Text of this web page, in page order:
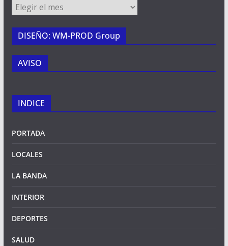
Archivos
DISEÑO: WM-PROD Group
AVISO
INDICE
PORTADA
LOCALES
LA BANDA
INTERIOR
DEPORTES
SALUD